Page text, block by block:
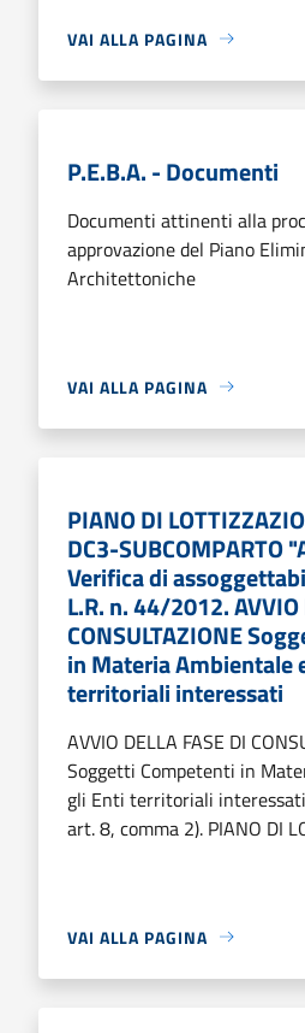
VAI ALLA PAGINA
P.E.B.A. - Documenti
Documenti attinenti alla
approvazione del Piano
Architettoniche
VAI ALLA PAGINA
PIANO DI
DC3-SUBCOMPARTO
Verifica di
L.R. n. 44/2012. AVVIO
CONSULTAZIONE
in Materia Ambientale
territoriali interessati
AVVIO DELLA FASE DI
Soggetti Competenti in
gli Enti territoriali
art. 8, comma 2). PIANO DI
VAI ALLA PAGINA